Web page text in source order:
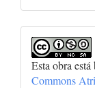
Esta obra
Commons